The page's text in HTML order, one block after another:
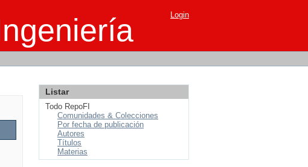
Login
Listar
Todo RepoFI
Comunidades & Colecciones
Por fecha de publicación
Autores
Títulos
Materias